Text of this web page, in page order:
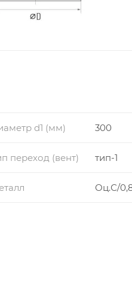
d1 (мм) 300
переход (вент) тип-1
Оц.С/